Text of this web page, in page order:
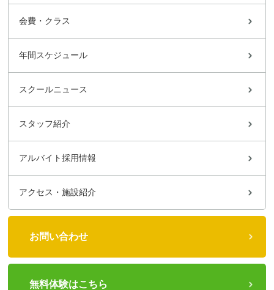
会費・クラス
年間スケジュール
スクールニュース
スタッフ紹介
アルバイト採用情報
アクセス・施設紹介
お問い合わせ
無料体験はこちら